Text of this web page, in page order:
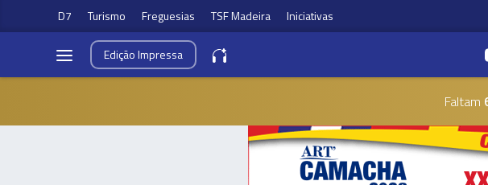
D7 Turismo Freguesias TSF Madeira Iniciativas
EdiçãoImpressa
Faltam